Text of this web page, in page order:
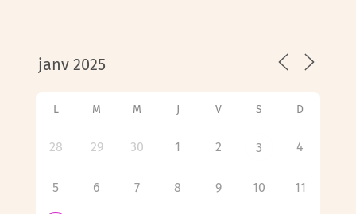
L M M J V S D
28 29 30 1 2 3 4
5 6 7 8 9 10 11